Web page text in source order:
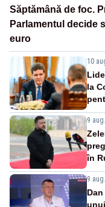
Săptămână de foc.
Parlamentul decide
euro
10
la
9
în
9